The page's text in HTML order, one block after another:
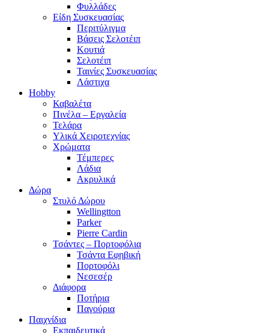
Φυλλάδες
Είδη Συσκευασίας
Περιτύλιγμα
Βάσεις Σελοτέιπ
Κουτιά
Σελοτέιπ
Ταινίες Συσκευασίας
Λάστιχα
Hobby
Καβαλέτα
Πινέλα – Εργαλεία
Τελάρα
Υλικά Χειροτεχνίας
Χρώματα
Τέμπερες
Λάδια
Ακρυλικά
Δώρα
Στυλό Δώρου
Wellingtton
Parker
Pierre Cardin
Τσάντες – Πορτοφόλια
Τσάντα Εφηβική
Πορτοφόλι
Νεσεσέρ
Διάφορα
Ποτήρια
Παγούρια
Παιχνίδια
Εκπαιδευτικά